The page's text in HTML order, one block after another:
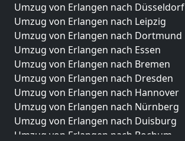
Umzug von Erlangen nach Düsseldorf
Umzug von Erlangen nach Leipzig
Umzug von Erlangen nach Dortmund
Umzug von Erlangen nach Essen
Umzug von Erlangen nach Bremen
Umzug von Erlangen nach Dresden
Umzug von Erlangen nach Hannover
Umzug von Erlangen nach Nürnberg
Umzug von Erlangen nach Duisburg
Umzug von Erlangen nach Bochum